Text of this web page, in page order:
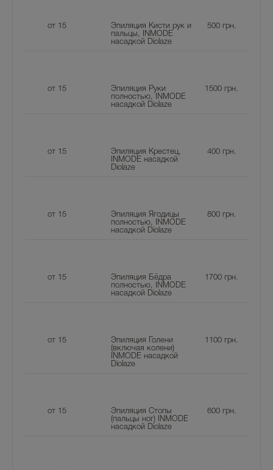
от 15
Эпиляция Кисти рук и
пальцы, INMODE
насадкой Diolaze
500грн.
от 15
Эпиляция Руки
полностью, INMODE
насадкой Diolaze
1500 грн.
от 15
Эпиляция Крестец,
INMODE насадкой
Diolaze
400грн.
от 15
Эпиляция Ягодицы
полностью, INMODE
насадкой Diolaze
800грн.
от 15
Эпиляция Бёдра
полностью, INMODE
насадкой Diolaze
1700 грн.
от 15
Эпиляция Голени
(включая колени)
INMODE насадкой
Diolaze
1100 грн.
от 15
Эпиляция Стопы
(пальцы ног) INMODE
насадкой Diolaze
600грн.